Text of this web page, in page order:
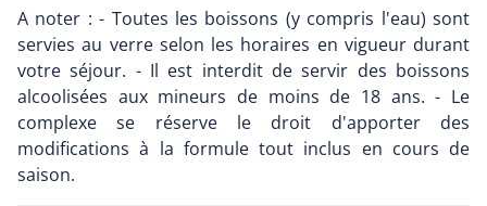
A noter : - Toutes les boissons (y compris l'eau) sont
servies au verre selon les horaires en vigueur durant
votre séjour. - Il est interdit de servir des boissons
alcoolisées aux mineurs de moins de 18 ans. - Le
complexe se réserve le droit d'apporter des
modifications à la formule tout inclus en cours de
saison.